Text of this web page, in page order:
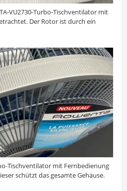
VU2730-Turbo-Tischventilator mit
Der Rotor ist durch ein
Tischventilator mit Fernbedienung
schützt das gesamte Gehäuse.